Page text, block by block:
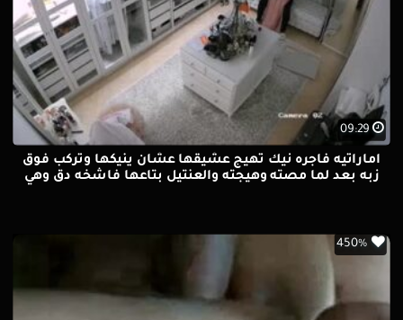
09:29
اماراتيه فاجره نيك تهيج عشيقها عشان ينيكها وتركب فوق
زبه بعد لما مصته وهيجته والعنتيل بتاعها فاشخه دق وهي
450%